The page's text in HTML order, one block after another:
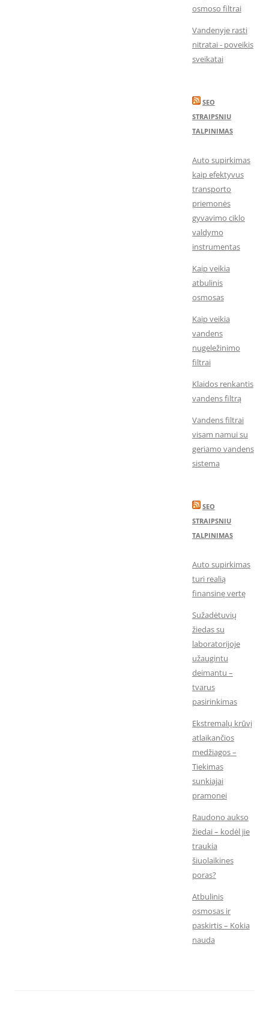
osmoso filtrai
Vandenyje rasti
nitratai - poveikis
sveikatai
SEO
STRAIPSNIU
TALPINIMAS
Auto supirkimas
kaip efektyvus
transporto
priemonės
gyvavimo ciklo
valdymo
instrumentas
Kaip veikia
atbulinis
osmosas
Kaip veikia
vandens
nugeležinimo
filtrai
Klaidos renkantis
vandens filtrą
Vandens filtrai
visam namui su
geriamo vandens
sistema
SEO
STRAIPSNIU
TALPINIMAS
Auto supirkimas
turi realią
finansinę vertę
Sužadėtuvių
žiedas su
laboratorijoje
užaugintu
deimantu –
tvarus
pasirinkimas
Ekstremalų krūvį
atlaikančios
medžiagos –
Tiekimas
sunkiajai
pramonei
Raudono aukso
žiedai – kodėl jie
traukia
šiuolaikines
poras?
Atbulinis
osmosas ir
paskirtis – Kokia
nauda